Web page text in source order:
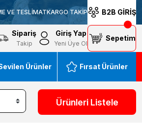
VE TESLİMATKARGO TAKİP B2B GİRİŞ
Sipariş
Takip
Giriş Yap
Yeni Üye Ol
Sepetim
Ürünler Fırsat Ürünler
Ürünleri Listele